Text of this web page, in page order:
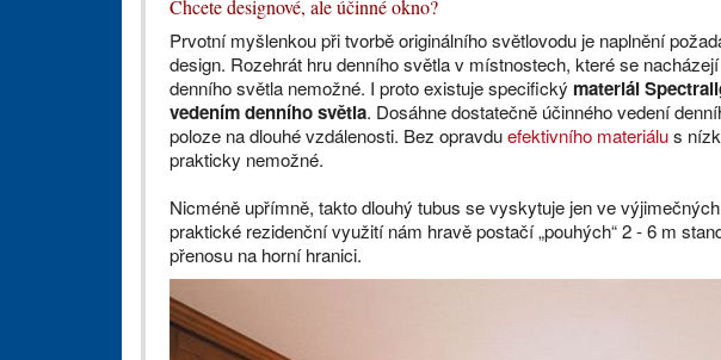
Chcete designové, ale účinné okno?
Prvotní myšlenkou při tvorbě originálního světlovodu je naplnění
design. Rozehrát hru denního světla v místnostech, které se
denního světla nemožné. I proto existuje specifický materiál
vedením denního světla. Dosáhne dostatečně účinného vedení
poloze na dlouhé vzdálenosti. Bez opravduefektivního materiálus
prakticky nemožné.
Nicméně upřímně, takto dlouhý tubus se vyskytuje jen ve
praktické rezidenční využití nám hravě postačí „pouhých“ 2 - 6 m
přenosu na horní hranici.